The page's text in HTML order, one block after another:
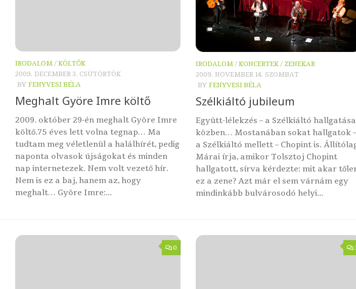
IRODALOM/KÖLTŐK
2009. DECEMBER 3. CSÜTÖRTÖK
BY FENYVESI BÉLA
Meghalt Györe Imre költő
2009. október 29-én meghalt Györe Imre
költő.75 éves lett volna tegnap… Ma
tudtam meg véletlenül a halálhírét, pedig
naponta olvasok újságokat és minden
nap internetezek. Nem volt vezető hír.
Nem is ez a baj, hanem az, hogy
meghalt… Györe Imre:...
IRODALOM/KONCERTEK/ ZENEKAR
2009. NOVEMBER 14. SZOMBAT
BY FENYVESI BÉLA
Szélkiáltó jubileum
Együtt-lélekzés – a Szélkiáltó hallgatása
közben… Mostanában sokat hallgatok –
a Szélkiáltó mellett – Chopint is.
Márai írja, amikor Tolsztoj Chopint
hallgatott, sírva kérdezte: mit akar
ez a zene? Azt már el sem várnám egy
mindinkább bulvárosodó helyi...
0